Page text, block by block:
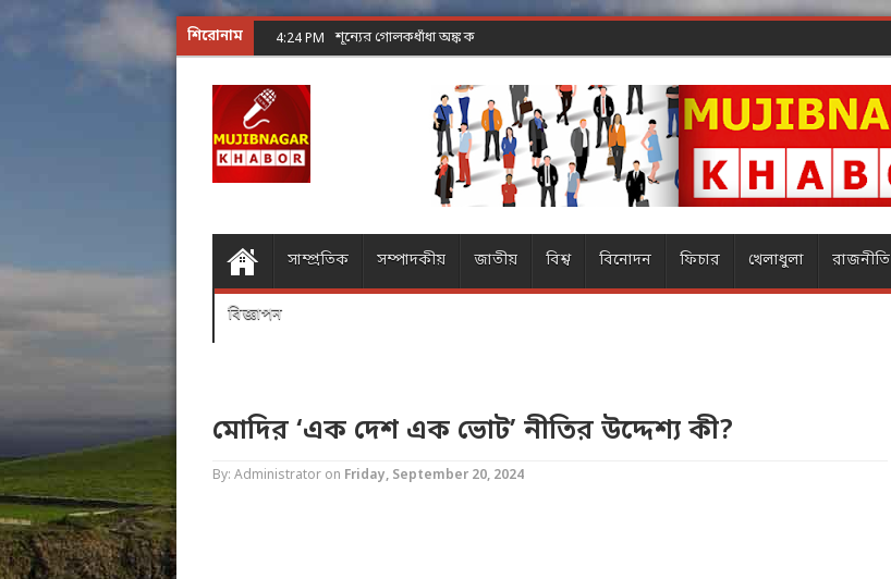
শিরোনাম 4:24 PM শূন্যের গোলকধাঁধা অঙ্ক করার ম্যাজিক
সাম্প্রতিক সম্পাদকীয় জাতীয় বিশ্ব বিনোদন ফিচার খেলাধুলা রাজনীতি
বিজ্ঞাপন
মোদির ‘এক দেশ এক ভোট’ নীতির উদ্দেশ্য কী?
By: Administrator on Friday, September 20, 2024